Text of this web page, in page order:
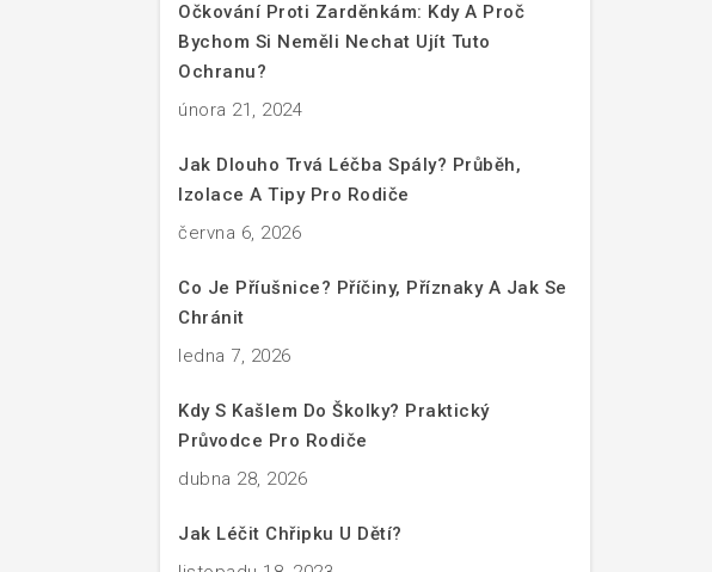
Očkování Proti Zarděnkám: Kdy A Proč
Bychom Si Neměli Nechat Ujít Tuto
Ochranu?
února 21, 2024
Jak Dlouho Trvá Léčba Spály? Průběh,
Izolace A Tipy Pro Rodiče
června 6, 2026
Co Je Příušnice? Příčiny, Příznaky A Jak Se
Chránit
ledna 7, 2026
Kdy S Kašlem Do Školky? Praktický
Průvodce Pro Rodiče
dubna 28, 2026
Jak Léčit Chřipku U Dětí?